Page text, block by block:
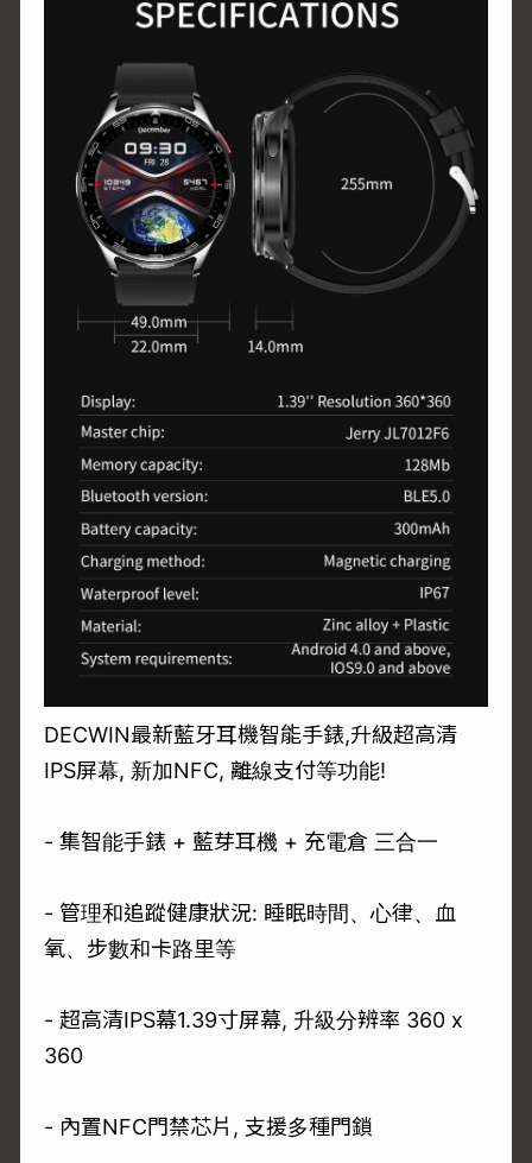
DECWIN最新藍牙耳機智能手錶,升級超高清
IPS屏幕, 新加NFC, 離線支付等功能!
- 集智能手錶 + 藍芽耳機 + 充電倉 三合一
- 管理和追蹤健康狀況: 睡眠時間、心律、血
氧、步數和卡路里等
- 超高清IPS幕1.39寸屏幕, 升級分辨率 360 x
360
- 內置NFC門禁芯片, 支援多種門鎖